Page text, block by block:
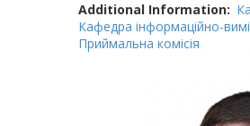
Additional Information
Кафедра інформаційно-
Приймальна комісія